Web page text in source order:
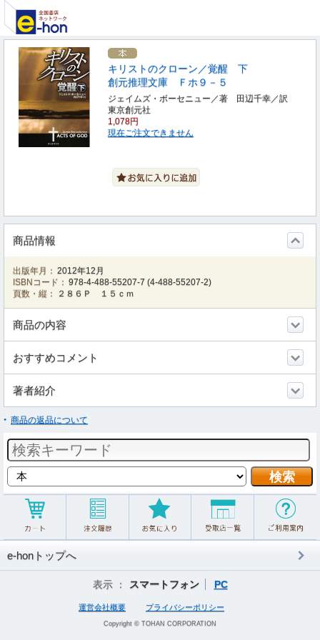
キリストのクローン／覚醒 下
創元推理文庫 Ｆホ９－５
ジェイムズ・ボーセニュー／著 田辺千幸／訳
東京創元社
1,078円
現在ご注文できません
商品情報
出版年月： 2012年12月
ISBNコード： 978-4-488-55207-7 (4-488-55207-2)
頁数・縦：
２８６Ｐ １５ｃｍ
商品の内容
おすすめコメント
著者紹介
商品の返品について
e-honトップへ
表示 ： スマートフォン PC
運営会社概要 プライバシーポリシー
Copyright © TOHAN CORPORATION